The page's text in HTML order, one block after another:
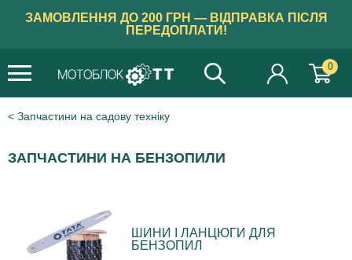
ЗАМОВЛЕННЯ ДО 200 ГРН — ВІДПРАВКА ПІСЛЯ
ПЕРЕДОПЛАТИ!
0
Запчастини на садову техніку
ЗАПЧАСТИНИ НА БЕНЗОПИЛИ
ШИНИ І ЛАНЦЮГИ ДЛЯ
БЕНЗОПИЛ